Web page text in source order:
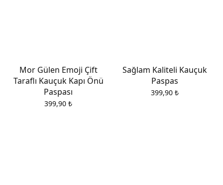
Mor Gülen Emoji Çift
Taraflı Kauçuk Kapı Önü
Paspası
399,90 ₺
Sağlam Kaliteli Kauçuk
Paspas
399,90 ₺